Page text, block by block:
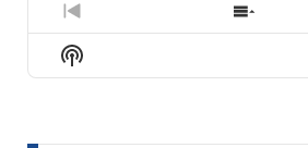
icon
Previous
Episode
Show
Show
Podcast